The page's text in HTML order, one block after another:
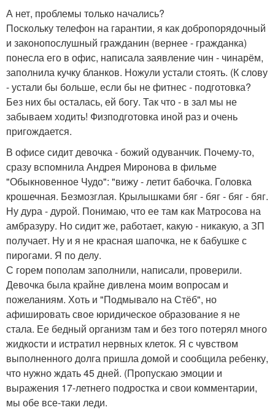
А нет, проблемы только начались?
Поскольку телефон на гарантии, я как добропорядочный
и законопослушный гражданин (вернее - гражданка)
понесла его в офис, написала заявление чин - чинарём,
заполнила кучку бланков. Ножули устали стоять. (К слову
- устали бы больше, если бы не фитнес - подготовка?
Без них бы осталась, ей богу. Так что - в зал мы не
забываем ходить! Физподготовка иной раз и очень
пригождается.
В офисе сидит девочка - божий одуванчик. Почему-то,
сразу вспомнила Андрея Миронова в фильме
"Обыкновенное Чудо": "вижу - летит бабочка. Головка
крошечная. Безмозглая. Крылышками бяг - бяг - бяг - бяг.
Ну дура - дурой. Понимаю, что ее там как Матросова на
амбразуру. Но сидит же, работает, какую - никакую, а ЗП
получает. Ну и я не красная шапочка, не к бабушке с
пирогами. Я по делу.
С горем пополам заполнили, написали, проверили.
Девочка была крайне дивлена моим вопросам и
пожеланиям. Хоть и "Подмывало на Стёб", но
афишировать свое юридическое образование я не
стала. Ее бедный организм там и без того потерял много
жидкости и истратил нервных клеток. Я с чувством
выполненного долга пришла домой и сообщила ребенку,
что нужно ждать 45 дней. (Пропускаю эмоции и
выражения 17-летнего подростка и свои комментарии,
мы обе все-таки леди.